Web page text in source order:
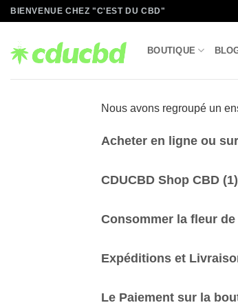
Passer
au
contenu
BIENVENUE CHEZ "C'EST DU CBD"
BOUTIQUE
Nous avons regroupé un
Acheter en ligne ou
CDUCBD Shop CBD (1)
Consommer la fleur de
Expéditions et
Le Paiement sur la